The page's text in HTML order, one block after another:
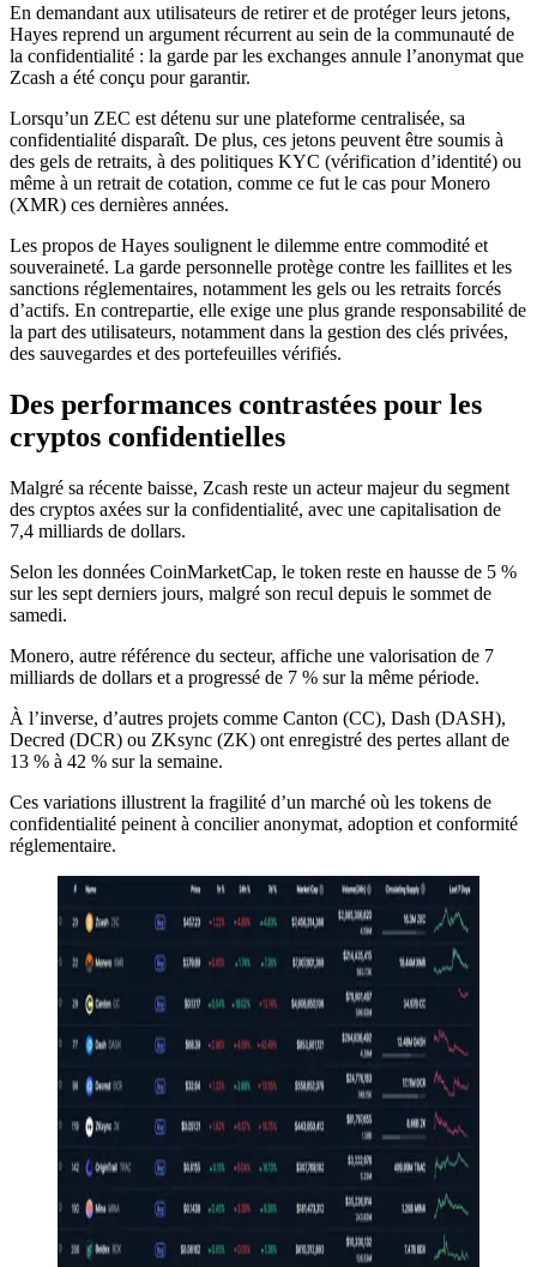
En demandant aux utilisateurs de retirer et de protéger leurs jetons,
Hayes reprend un argument récurrent au sein de la communauté de
la confidentialité : la garde par les exchanges annule l’anonymat que
Zcash a été conçu pour garantir.
Lorsqu’un ZEC est détenu sur une plateforme centralisée, sa
confidentialité disparaît. De plus, ces jetons peuvent être soumis à
des gels de retraits, à des politiques KYC (vérification d’identité) ou
même à un retrait de cotation, comme ce fut le cas pour Monero
(XMR) ces dernières années.
Les propos de Hayes soulignent le dilemme entre commodité et
souveraineté. La garde personnelle protège contre les faillites et les
sanctions réglementaires, notamment les gels ou les retraits forcés
d’actifs. En contrepartie, elle exige une plus grande responsabilité de
la part des utilisateurs, notamment dans la gestion des clés privées,
des sauvegardes et des portefeuilles vérifiés.
Des performances contrastées pour les
cryptos confidentielles
Malgré sa récente baisse, Zcash reste un acteur majeur du segment
des cryptos axées sur la confidentialité, avec une capitalisation de
7,4 milliards de dollars.
Selon les données CoinMarketCap, le token reste en hausse de 5 %
sur les sept derniers jours, malgré son recul depuis le sommet de
samedi.
Monero, autre référence du secteur, affiche une valorisation de 7
milliards de dollars et a progressé de 7 % sur la même période.
À l’inverse, d’autres projets comme Canton (CC), Dash (DASH),
Decred (DCR) ou ZKsync (ZK) ont enregistré des pertes allant de
13 % à 42 % sur la semaine.
Ces variations illustrent la fragilité d’un marché où les tokens de
confidentialité peinent à concilier anonymat, adoption et conformité
réglementaire.